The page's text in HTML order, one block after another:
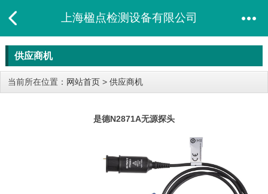
上海楹点检测设备有限公司
供应商机
当前所在位置： 网站首页 > 供应商机
是德N2871A无源探头